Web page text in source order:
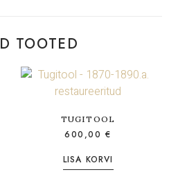
TOOTED
TUGITOOL
600,00€
LISA KORVI